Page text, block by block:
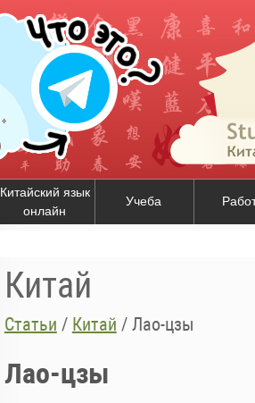
Китайский язык
онлайн
Учеба
Китай
Статьи / Китай / Лао-цзы
Лао-цзы